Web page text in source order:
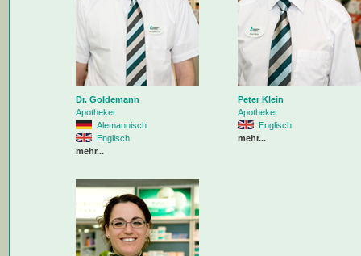
Dr. Goldemann
Apotheker
Alemannisch
Englisch
mehr...
Peter Klein
Apotheker
Englisch
mehr...